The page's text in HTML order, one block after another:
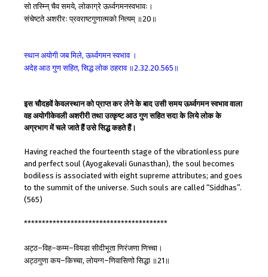
सोतस्म्नि्चैवसमये,लोकाग्रेऊर्ध्वगमनस्वभावः।
संचेष्टतेअशरीरः प्रवराष्टगुणात्मकोनित्यम् ॥20 ॥
स्थानअयोगीजबमिले,ऊर्ध्वगमनस्वभाव ।
अदेहआठगुणसहित,सिद्धलोकठहराव ॥2.32.20.565 ॥
इस चौदहवें केवलस्थान को प्राप्त कर लेने के बाद उसी समय ऊर्ध्वगमन स्वभाव वाला
वह अयोगीकेवली अशरीरी तथा उत्कृष्ट आठ गुण सहित सदा के लिये लोक के
अग्रभाग में चले जाते हैं उसे सिद्ध कहते हैं।
Having reached the fourteenth stage of the vibrationless pure
and perfect soul (Ayogakevali Gunasthan), the soul becomes
bodiless is associated with eight supreme attributes; and goes
to the summit of the universe. Such souls are called “Siddhas”.
(565)
****************************************
अट्ठ–विह–कम्म–वियडासीदीभूताणिरंजणाणिच्चा।
अट्ठगुणाकय–किच्चा,लोयग्ग–णिवासिणोसिद्धा ॥21 ॥